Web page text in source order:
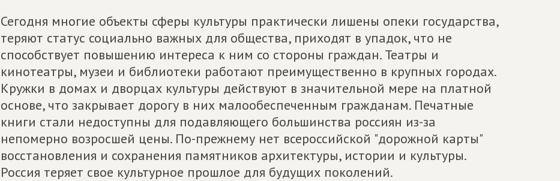
Сегодня многие объекты сферы культуры практически лишены опеки государства,
теряют статус социально важных для общества, приходят в упадок, что не
способствует повышению интереса к ним со стороны граждан. Театры и
кинотеатры, музеи и библиотеки работают преимущественно в крупных городах.
Кружки в домах и дворцах культуры действуют в значительной мере на платной
основе, что закрывает дорогу в них малообеспеченным гражданам. Печатные
книги стали недоступны для подавляющего большинства россиян из-за
непомерно возросшей цены. По-прежнему нет всероссийской "дорожной карты"
восстановления и сохранения памятников архитектуры, истории и культуры.
Россия теряет свое культурное прошлое для будущих поколений.